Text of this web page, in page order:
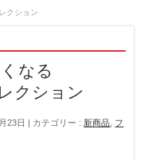
クション
なる
クション
23日 カテゴリー : 新商品 フ